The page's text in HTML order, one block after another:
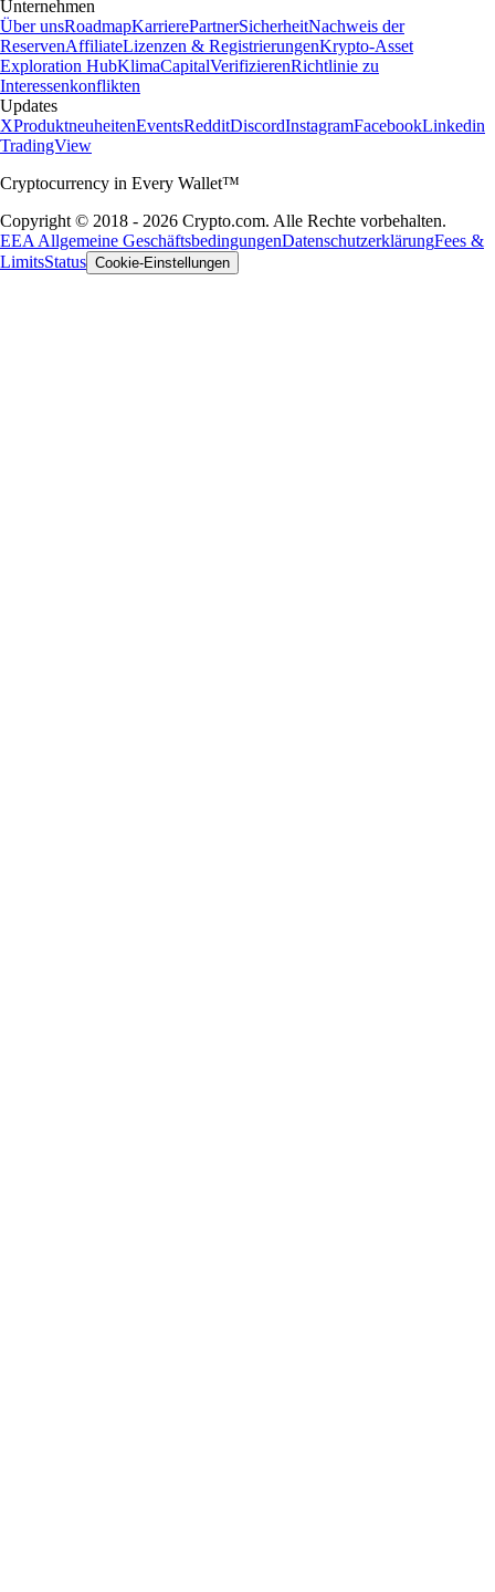
Unternehmen
Über unsRoadmapKarrierePartnerSicherheitNachweis der
ReservenAffiliateLizenzen & RegistrierungenKrypto-Asset
Exploration HubKlimaCapitalVerifizierenRichtlinie zu
Interessenkonflikten
Updates
XProduktneuheitenEventsRedditDiscordInstagramFacebookLinkedin
TradingView
Cryptocurrency in Every Wallet™
Copyright © 2018 - 2026 Crypto.com. Alle Rechte vorbehalten.
EEA Allgemeine GeschäftsbedingungenDatenschutzerklärungFees &
LimitsStatus Cookie-Einstellungen